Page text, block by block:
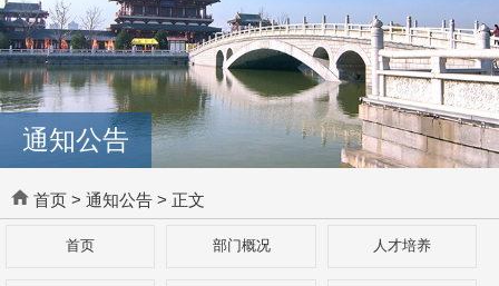
通知公告
首页 > 通知公告 > 正文
首页 部门概况 人才培养